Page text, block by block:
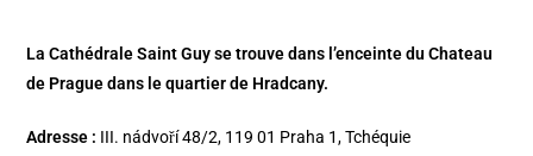
La Cathédrale Saint Guy se trouve dans l’enceinte du Chateau
de Prague dans le quartier de Hradcany.
Adresse : III. nádvoří 48/2, 119 01 Praha 1, Tchéquie